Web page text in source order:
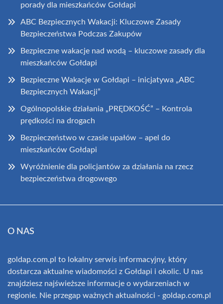
porady dla mieszkańców Gołdapi
ABC Bezpiecznych Wakacji: Kluczowe Zasady
Bezpieczeństwa Podczas Zakupów
Bezpieczne wakacje nad wodą – kluczowe zasady dla
mieszkańców Gołdapi
Bezpieczne Wakacje w Gołdapi – inicjatywa „ABC
Bezpiecznych Wakacji”
Ogólnopolskie działania „PRĘDKOŚĆ” – Kontrola
prędkości na drogach
Bezpieczeństwo w czasie upałów – apel do
mieszkańców Gołdapi
Wyróżnienie dla policjantów za działania na rzecz
bezpieczeństwa drogowego
O NAS
goldap.com.pl to lokalny serwis informacyjny, który
dostarcza aktualne wiadomości z Gołdapi i okolic. U nas
znajdziesz najświeższe informacje o wydarzeniach w
regionie. Nie przegap ważnych aktualności - goldap.com.pl